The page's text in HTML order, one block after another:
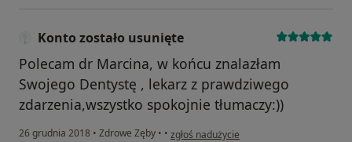
Konto zostało usunięte
Polecam dr Marcina, w końcu znalazłam
Swojego Dentystę , lekarz z prawdziwego
zdarzenia,wszystko spokojnie tłumaczy:))
26 grudnia 2018 • Zdrowe Zęby • • w opinii użytkownika Konto zostało
zgłoś nadużycie